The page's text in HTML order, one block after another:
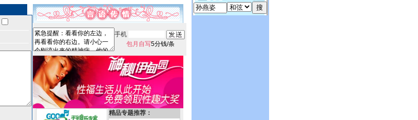
手机
包月自写5分钱/条
精品专题推荐：